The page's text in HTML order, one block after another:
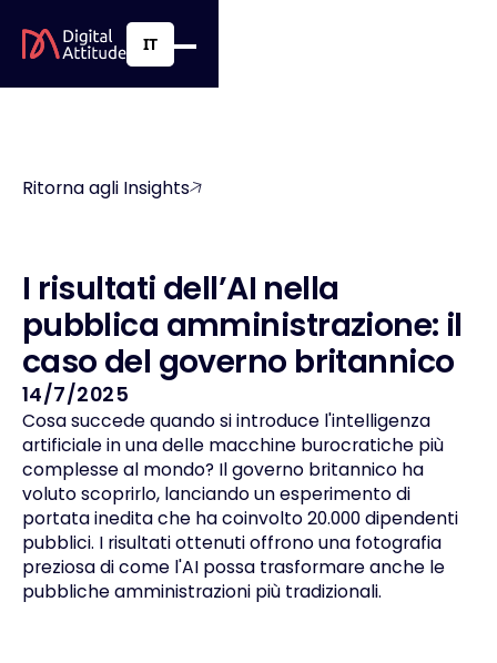
IT
Ritorna agli Insights
I risultati dell’AI nella
pubblica amministrazione: il
caso del governo britannico
14/7/2025
Cosa succede quando si introduce l'intelligenza
artificiale in una delle macchine burocratiche più
complesse al mondo? Il governo britannico ha
voluto scoprirlo, lanciando un esperimento di
portata inedita che ha coinvolto 20.000 dipendenti
pubblici. I risultati ottenuti offrono una fotografia
preziosa di come l'AI possa trasformare anche le
pubbliche amministrazioni più tradizionali.